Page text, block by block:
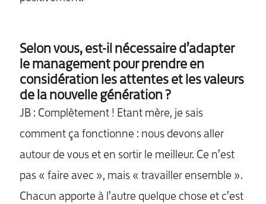
Selon vous, est-il nécessaire d’adapter
le management pour prendre en
considération les attentes et les valeurs
de la nouvelle génération ?
JB : Complètement ! Etant mère, je sais
comment ça fonctionne : nous devons aller
autour de vous et en sortir le meilleur. Ce n’est
pas « faire avec », mais « travailler ensemble ».
Chacun apporte à l’autre quelque chose et c’est